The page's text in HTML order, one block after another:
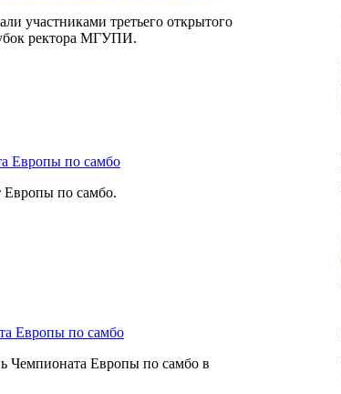
участниками третьего открытого
ректора МГУПИ.
Европы по самбо
Европы по самбо.
Европы по самбо
Чемпионата Европы по самбо в